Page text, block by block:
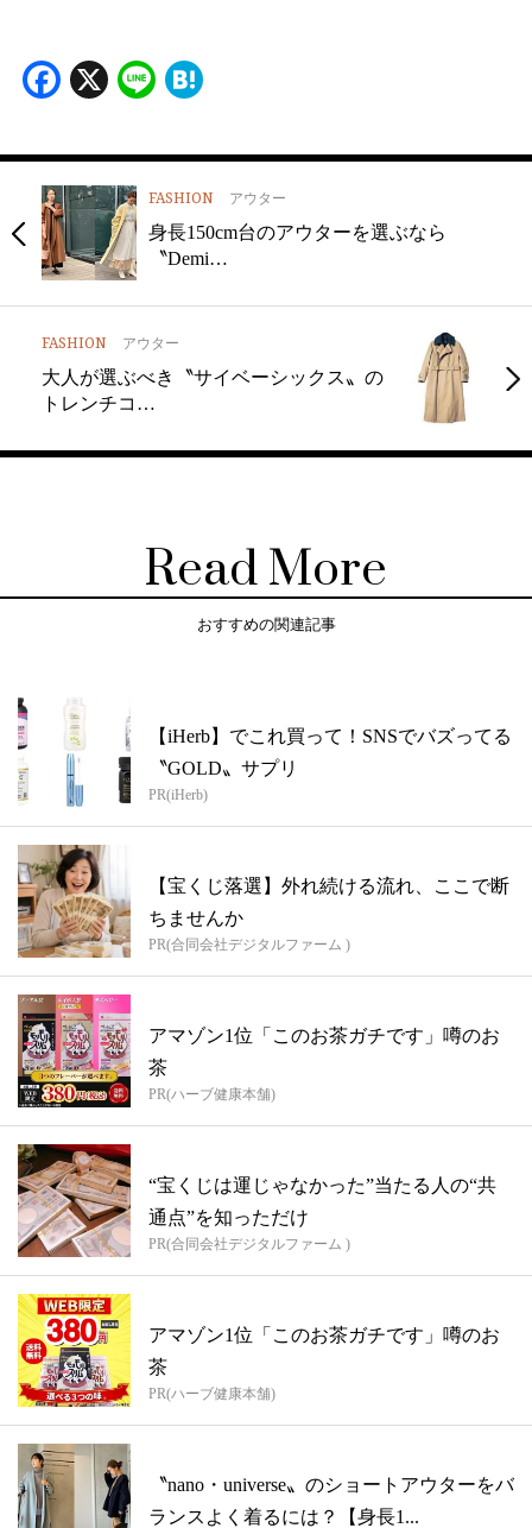
Facebook
X Line
FASHION アウター
身長150cm台のアウターを選ぶなら
〝Demi…
FASHION アウター
大人が選ぶべき〝サイベーシックス〟の
トレンチコ…
Read More
おすすめの関連記事
【iHerb】でこれ買って！SNSでバズってる
〝GOLD〟サプリ
PR(iHerb)
【宝くじ落選】外れ続ける流れ、ここで断
ちませんか
PR(合同会社デジタルファーム )
アマゾン1位「このお茶ガチです」噂のお
茶
PR(ハーブ健康本舗)
“宝くじは運じゃなかった”当たる人の“共
通点”を知っただけ
PR(合同会社デジタルファーム )
アマゾン1位「このお茶ガチです」噂のお
茶
PR(ハーブ健康本舗)
〝nano・universe〟のショートアウターをバ
ランスよく着るには？【身長1...